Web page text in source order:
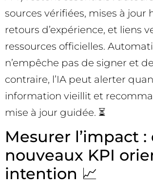
sources vérifiées, mises à jour
retours d’expérience, et liens
ressources officielles.
n’empêche pas de signer et
contraire, l’IA peut alerter
information vieillit et
mise à jour guidée. ⏳
Mesurer l’impact :
nouveaux KPI
intention 📈